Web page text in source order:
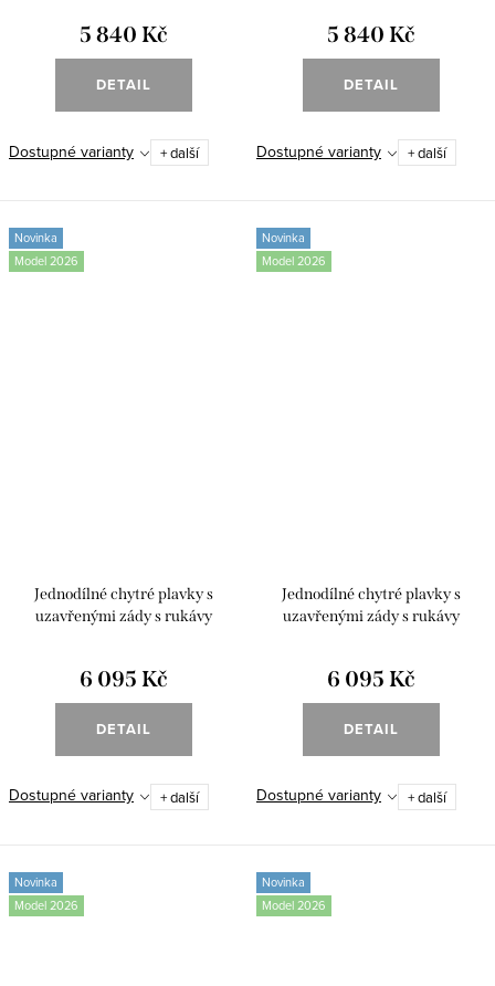
5 840 Kč
DETAIL
Dostupné varianty + další
5 840 Kč
DETAIL
Dostupné varianty + další
Novinka
Model 2026
Jednodílné chytré plavky s
uzavřenými zády s rukávy
6 095 Kč
DETAIL
Dostupné varianty + další
Novinka
Model 2026
Jednodílné chytré plavky s
uzavřenými zády s rukávy
6 095 Kč
DETAIL
Dostupné varianty + další
Novinka
Model 2026
Novinka
Model 2026